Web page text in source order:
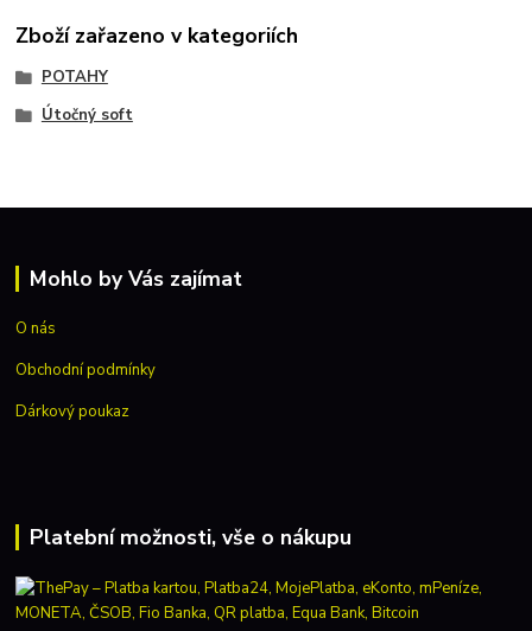
Zboží zařazeno v kategoriích
POTAHY
Útočný soft
Mohlo by Vás zajímat
O nás
Obchodní podmínky
Dárkový poukaz
Platební možnosti, vše o nákupu